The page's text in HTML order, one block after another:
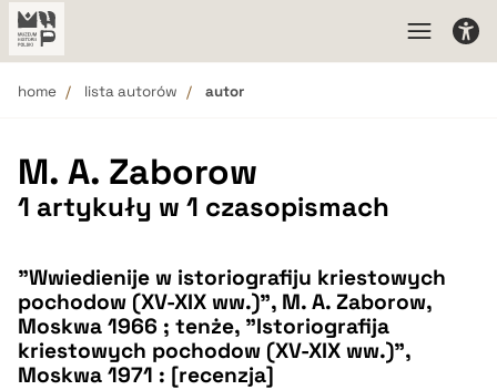
home lista autorów autor
M. A. Zaborow
1 artykuły w 1 czasopismach
"Wwiedienije w istoriografiju kriestowych
pochodow (XV-XIX ww.)", M. A. Zaborow,
Moskwa 1966 ; tenże, "Istoriografija
kriestowych pochodow (XV-XIX ww.)",
Moskwa 1971 : [recenzja]